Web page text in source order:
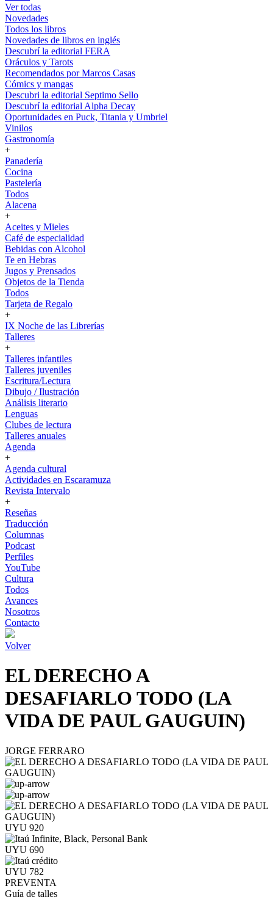
Ver todas
Novedades
Todos los libros
Novedades de libros en inglés
Descubrí la editorial FERA
Oráculos y Tarots
Recomendados por Marcos Casas
Cómics y mangas
Descubri la editorial Septimo Sello
Descubrí la editorial Alpha Decay
Oportunidades en Puck, Titania y Umbriel
Vinilos
Gastronomía
+
Panadería
Cocina
Pastelería
Todos
Alacena
+
Aceites y Mieles
Café de especialidad
Bebidas con Alcohol
Te en Hebras
Jugos y Prensados
Objetos de la Tienda
Todos
Tarjeta de Regalo
+
IX Noche de las Librerías
Talleres
+
Talleres infantiles
Talleres juveniles
Escritura/Lectura
Dibujo / Ilustración
Análisis literario
Lenguas
Clubes de lectura
Talleres anuales
Agenda
+
Agenda cultural
Actividades en Escaramuza
Revista Intervalo
+
Reseñas
Traducción
Columnas
Podcast
Perfiles
YouTube
Cultura
Todos
Avances
Nosotros
Contacto
Volver
EL DERECHO A
DESAFIARLO TODO (LA
VIDA DE PAUL GAUGUIN)
JORGE FERRARO
UYU 920
UYU 690
UYU 782
PREVENTA
Guía de talles